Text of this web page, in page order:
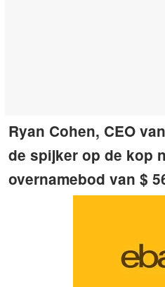
Ryan Cohen, CEO
de spijker op de kop
overnamebod van $